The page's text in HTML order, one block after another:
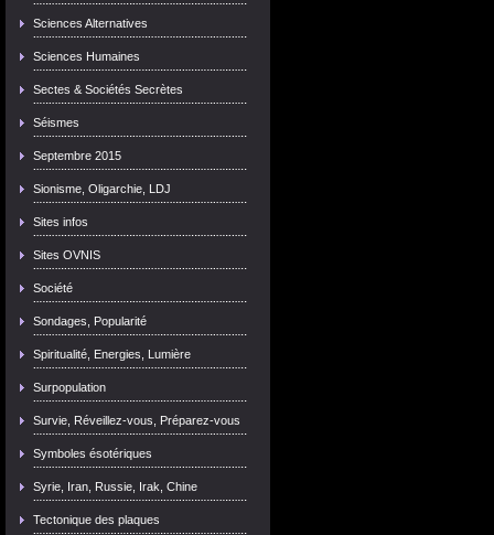
Sciences Alternatives
Sciences Humaines
Sectes & Sociétés Secrètes
Séismes
Septembre 2015
Sionisme, Oligarchie, LDJ
Sites infos
Sites OVNIS
Société
Sondages, Popularité
Spiritualité, Energies, Lumière
Surpopulation
Survie, Réveillez-vous, Préparez-vous
Symboles ésotériques
Syrie, Iran, Russie, Irak, Chine
Tectonique des plaques